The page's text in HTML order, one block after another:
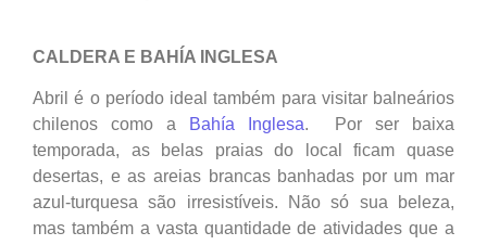
CALDERA E BAHÍA INGLESA
Abril é o período ideal também para visitar balneários
chilenos como a
Bahía Inglesa. Por ser baixa
temporada, as belas praias do local ficam quase
desertas, e as areias brancas banhadas por um mar
azul-turquesa são irresistíveis. Não só sua beleza,
mas também a vasta quantidade de atividades que a